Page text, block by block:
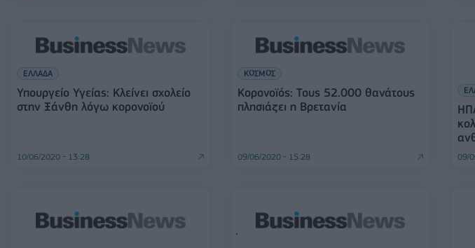
ΕΛΛΑΔΑ
Υπουργείο Υγείας: Κλείνει σχολείο
στην Ξάνθη λόγω κορονοϊού
10/06/2020 - 13:28
ΚΟΣΜΟΣ
Κορονοϊός: Τους 52.000 θανάτους
πλησιάζει η Βρετανία
09/06/2020 - 15:28 09/